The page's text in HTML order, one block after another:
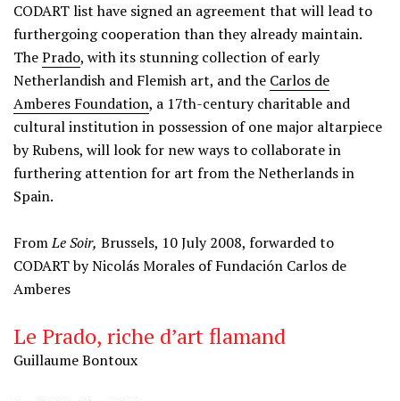
CODART list have signed an agreement that will lead to
furthergoing cooperation than they already maintain.
ThePrado, with its stunning collection of early
Netherlandish and Flemish art, and the Carlos de
Amberes Foundation, a 17th-century charitable and
cultural institution in possession of one major altarpiece
by Rubens, will look for new ways to collaborate in
furthering attention for art from the Netherlands in
Spain.
FromLe Soir, Brussels, 10 July 2008, forwarded to
CODART by Nicolás Morales of Fundación Carlos de
Amberes
Le Prado, riche d’art flamand
Guillaume Bontoux